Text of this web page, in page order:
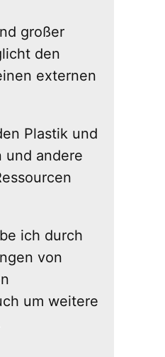
großer
den
externen
Plastik und
und andere
ich durch
von
um weitere